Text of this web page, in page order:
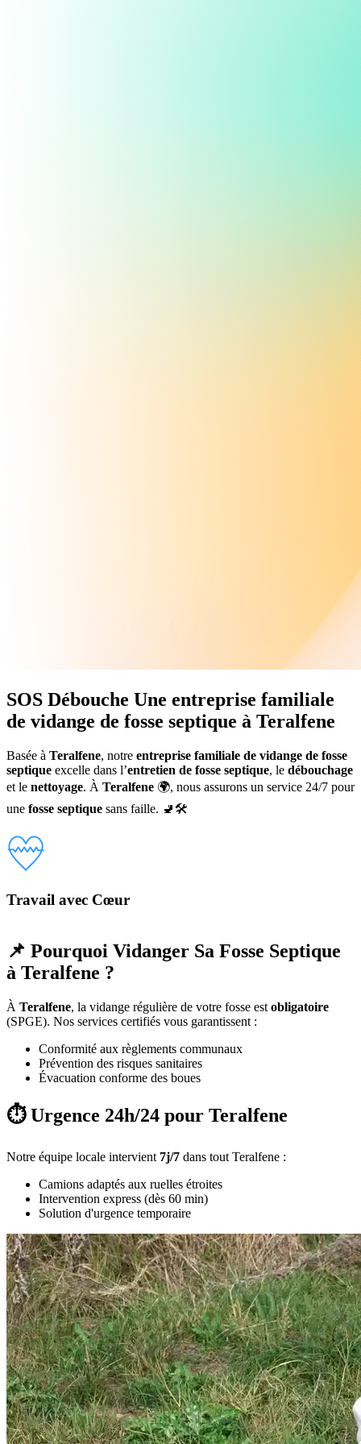
SOS Débouche Une entreprise familiale
de vidange de fosse septique à Teralfene
Basée à Teralfene, notre entreprise familiale de vidange de fosse
septique excelle dans l’entretien de fosse septique, le débouchage
et le nettoyage. À Teralfene 🌍, nous assurons un service 24/7 pour
une fosse septique sans faille. 🚽🛠️
Travail avec Cœur
📌 Pourquoi Vidanger Sa Fosse Septique
à Teralfene ?
À Teralfene, la vidange régulière de votre fosse est obligatoire
(SPGE). Nos services certifiés vous garantissent :
Conformité aux règlements communaux
Prévention des risques sanitaires
Évacuation conforme des boues
⏱️ Urgence 24h/24 pour Teralfene
Notre équipe locale intervient 7j/7 dans tout Teralfene :
Camions adaptés aux ruelles étroites
Intervention express (dès 60 min)
Solution d'urgence temporaire